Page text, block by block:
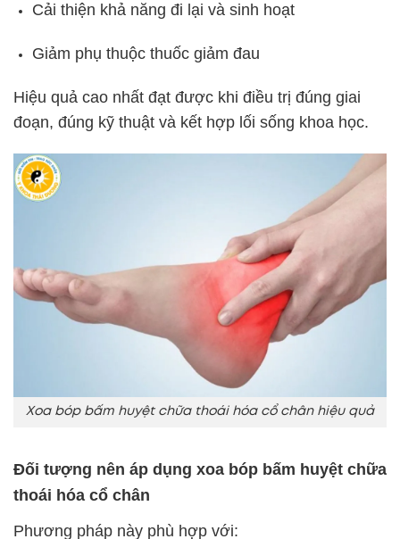
Cải thiện khả năng đi lại và sinh hoạt
Giảm phụ thuộc thuốc giảm đau
Hiệu quả cao nhất đạt được khi điều trị đúng giai
đoạn, đúng kỹ thuật và kết hợp lối sống khoa học.
Xoa bóp bấm huyệt chữa thoái hóa cổ chân hiệu quả
Đối tượng nên áp dụng xoa bóp bấm huyệt chữa
thoái hóa cổ chân
Phương pháp này phù hợp với: